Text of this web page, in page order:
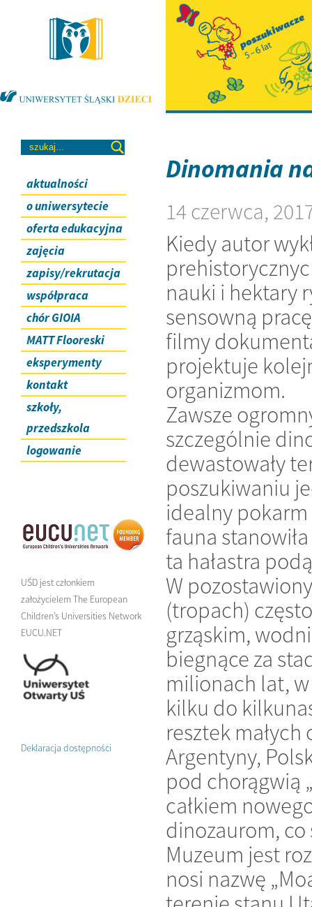
aktualności
o uniwersytecie
oferta edukacyjna
zajęcia
zapisy/rekrutacja
współpraca
chór GIOIA
MATT Flooreski
eksperymenty
kontakt
szkoły,
przedszkola
logowanie
UŚD jest członkiem
założycielem The European
Children’s Universities Network
EUCU.NET
Deklaracja dostępności
Dinomania
14 czerwca,
Kiedy autor
nauki i hektary
sensowną
filmy
projektuje
organizmom.
Zawsze
szczególnie
dewastowały
poszukiwaniu
idealny
fauna
ta hałastra
W
(tropach)
grząskim,
biegnące za
milionach lat,
kilku do
resztek
Argentyny,
pod chorągwią
całkiem
dinozaurom,
Muzeum jest
nosi nazwę